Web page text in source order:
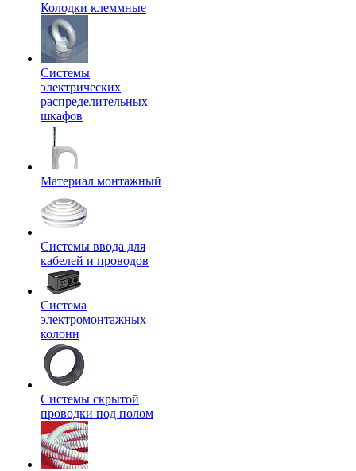
Колодки клеммные
Системы
электрических
распределительных
шкафов
Материал монтажный
Системы ввода для
кабелей и проводов
Система
электромонтажных
колонн
Системы скрытой
проводки под полом